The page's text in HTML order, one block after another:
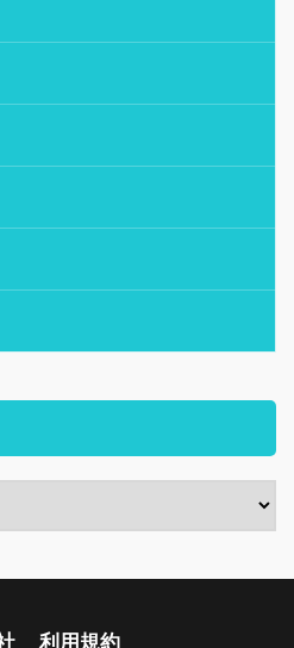
利用規約